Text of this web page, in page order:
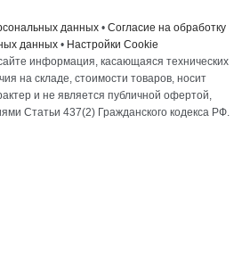
данных• Согласие на обработку
данных • Настройки Cookie
информация, касающаяся технических
на складе, стоимости товаров, носит
и не является публичной офертой,
Статьи 437(2) Гражданского кодекса РФ.